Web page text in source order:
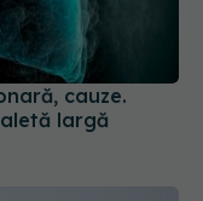
largă